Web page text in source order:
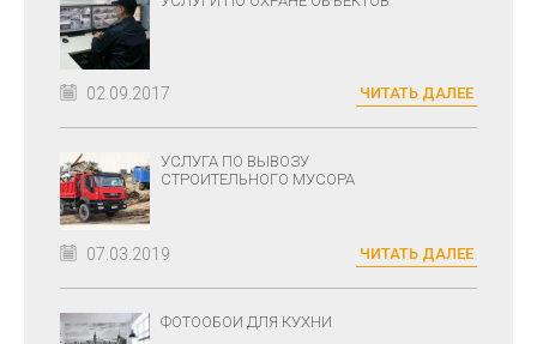
02.09.2017 ЧИТАТЬ ДАЛЕЕ
УСЛУГА ПО ВЫВОЗУ
СТРОИТЕЛЬНОГО МУСОРА
07.03.2019 ЧИТАТЬ ДАЛЕЕ
ФОТООБОИ ДЛЯ КУХНИ